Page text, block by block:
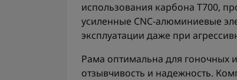
использования карбона T700,
усиленные CNC-алюминиевые
эксплуатации даже при
Рама оптимальна для гоночных
отзывчивость и надежность.